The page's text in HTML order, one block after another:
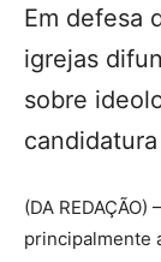
Em defesa
igrejas
sobre
(DA
principalmente